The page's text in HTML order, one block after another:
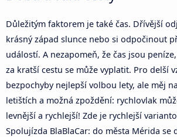
Důležitým faktorem je také čas. Dřívější
krásný západ slunce nebo si odpočinout
událostí. A nezapomeň, že čas jsou
za kratší cestu se může vyplatit. Pro delší
bezpochyby nejlepší volbou lety, ale měj
letištích a možná zpoždění: rychlovlak
levnější a rychlejší! Zde je rychlejší
Spolujízda BlaBlaCar: do města Mérida se